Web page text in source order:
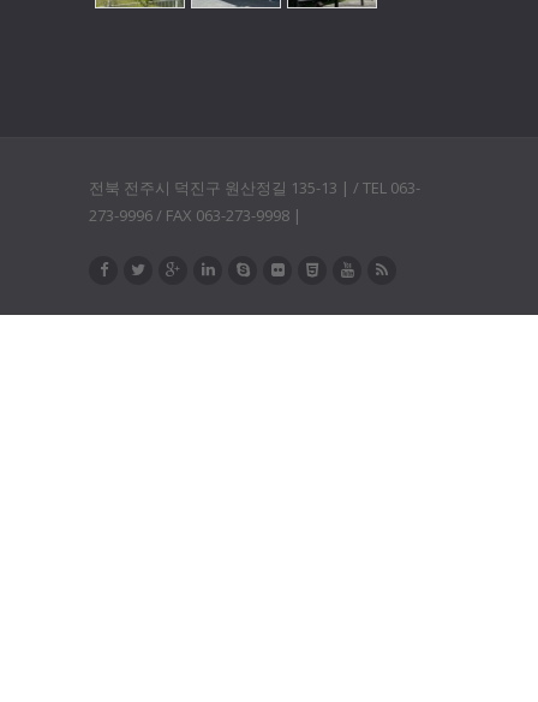
전북 전주시 덕진구 원산정길 135-13 | / TEL 063-
273-9996 / FAX 063-273-9998 |